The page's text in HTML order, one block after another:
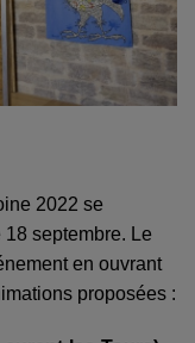
2022 se
septembre. Le
en ouvrant
proposées :